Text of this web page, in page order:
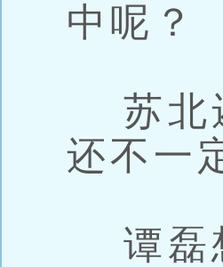
中呢？
苏北
还不一
谭磊